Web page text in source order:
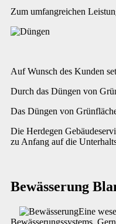
Zum umfangreichen
Auf Wunsch des Kunden
Durch das Düngen von
Das Düngen von
Die Herdegen
zu Anfang auf die
Bewässerung
Eine
Bewässerungssystems.